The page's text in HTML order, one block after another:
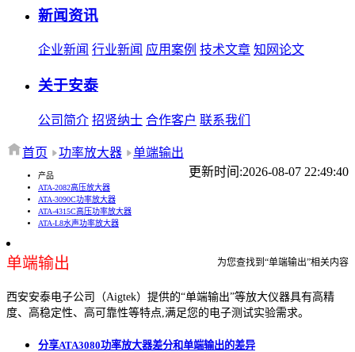
新闻资讯
企业新闻 行业新闻 应用案例 技术文章 知网论文
关于安泰
公司简介 招贤纳士 合作客户 联系我们
首页 功率放大器
单端输出
更新时间:2026-08-07 22:49:40
产品
ATA-2082高压放大器
ATA-3090C功率放大器
ATA-4315C高压功率放大器
ATA-L8水声功率放大器
单端输出 为您查找到“单端输出”相关内容
西安安泰电子公司（Aigtek）提供的“单端输出”等放大仪器具有高精
度、高稳定性、高可靠性等特点,满足您的电子测试实验需求。
分享ATA3080功率放大器差分和单端输出的差异